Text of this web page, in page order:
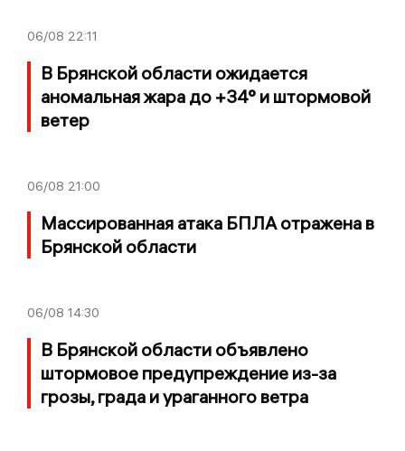
06/08 22:11
В Брянской области ожидается
аномальная жара до +34° и штормовой
ветер
06/08 21:00
Массированная атака БПЛА отражена в
Брянской области
06/08 14:30
В Брянской области объявлено
штормовое предупреждение из-за
грозы, града и ураганного ветра